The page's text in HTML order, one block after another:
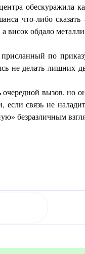
обескуражила
что-либо сказать
висок обдало
по
не делать лишних
вызов, но
связь не
безразличным